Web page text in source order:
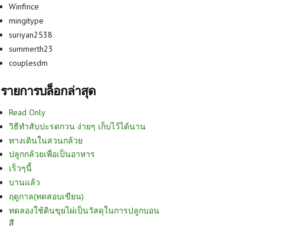
Winfince
mingitype
suriyan2538
summerth23
couplesdm
รายการบล็อกล่าสุด
Read Only
วิธีทำสับปะรดกวน ง่ายๆ เก็บไว้ได้นาน
ทางเดินในสวนกล้วย
ปลูกกล้วยเพื่อเป็นอาหาร
เร็วๆนี้
บานแล้ว
ฤดูกาล(ทดสอบเขียน)
ทดลองใช้ดินขุยไผ่เป็นวัสดุในการปลูกบอน
สี